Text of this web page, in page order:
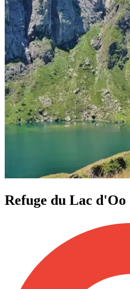
Refuge du Lac d'Oo